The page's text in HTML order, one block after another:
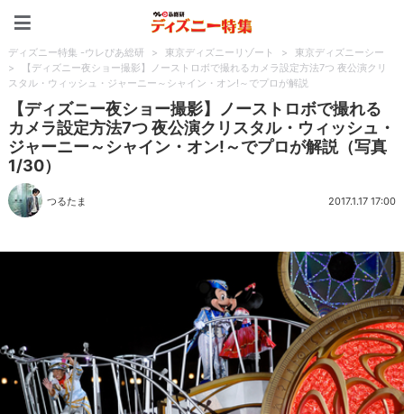
ディズニー特集 -ウレぴあ総研 > 東京ディズニーリゾート >
東京ディズニーシー
>
【ディズニー夜ショー撮影】ノーストロボで撮れるカメラ設定方法7つ 夜公演クリ
スタル・ウィッシュ・ジャーニー～シャイン・オン!～でプロが解説
【ディズニー夜ショー撮影】ノーストロボで撮れる
カメラ設定方法7つ 夜公演クリスタル・ウィッシュ・
ジャーニー～シャイン・オン!～でプロが解説（写真
1/30）
つるたま 2017.1.17 17:00